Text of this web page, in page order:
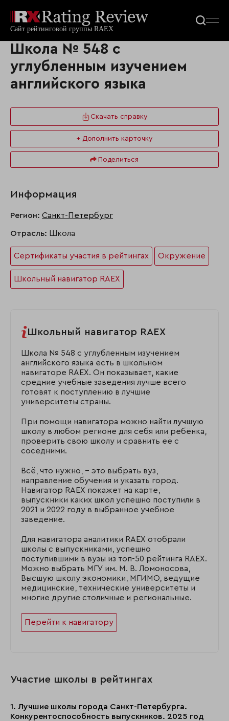
Школа № 548 с
углубленным изучением
английского языка
Скачать справку
+ Дополнить карточку
Поделиться
Информация
Регион: Санкт-Петербург
Отрасль: Школа
Сертификаты участия в рейтингах Окружение
Школьный навигатор RAEX
Школьный навигатор RAEX
Школа № 548 с углубленным изучением
английского языка есть в школьном
навигаторе RAEX. Он показывает, какие
средние учебные заведения лучше всего
готовят к поступлению в лучшие
университеты страны.
При помощи навигатора можно найти лучшую
школу в любом регионе для себя или ребёнка,
проверить свою школу и сравнить её с
соседними.
Всё, что нужно, – это выбрать вуз,
направление обучения и указать город.
Навигатор RAEX покажет на карте,
выпускники каких школ успешно поступили в
2021 и 2022 году в выбранное учебное
заведение.
Для навигатора аналитики RAEX отобрали
школы с выпускниками, успешно
поступившими в вузы из топ-50 рейтинга RAEX.
Можно выбрать МГУ им. М. В. Ломоносова,
Высшую школу экономики, МГИМО, ведущие
медицинские, технические университеты и
многие другие столичные и региональные.
Перейти к навигатору
Участие школы в рейтингах
1. Лучшие школы города Санкт-Петербурга.
Конкурентоспособность выпускников. 2025 год